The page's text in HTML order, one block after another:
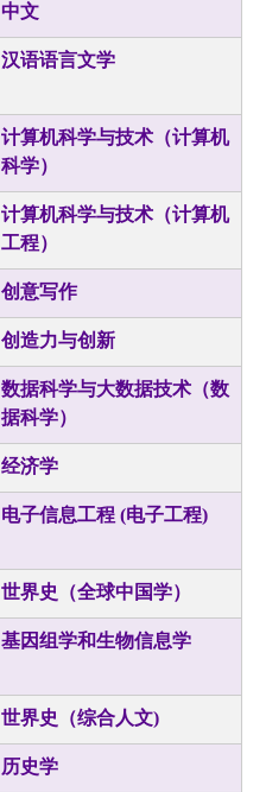
中文
汉语语言文学
计算机科学与技术（计算机
科学）
计算机科学与技术（计算机
工程）
创意写作
创造力与创新
数据科学与大数据技术（数
据科学）
经济学
电子信息工程 (电子工程)
世界史（全球中国学）
基因组学和生物信息学
世界史（综合人文)
历史学